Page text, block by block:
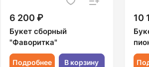
6 200 ₽
Букет сборный
"Фаворитка"
Подробнее В корзину
10